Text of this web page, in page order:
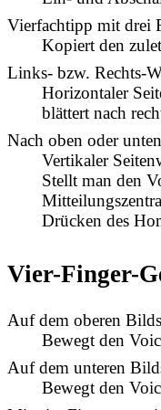
Vierfachtipp mit drei
Kopiert den
Links- bzw. Rechts-
Horizontaler
blättert nach
Nach oben oder
Vertikaler
Stellt man den
Drücken des
Vier-Finger-
Auf dem oberen
Bewegt den
Auf dem unteren
Bewegt den